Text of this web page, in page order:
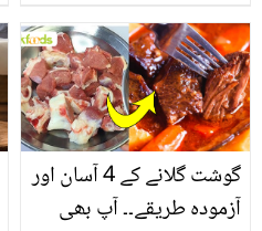
گوشت گلانے کے 4 آسان اور
آزمودہ طریقے۔۔ آپ بھی